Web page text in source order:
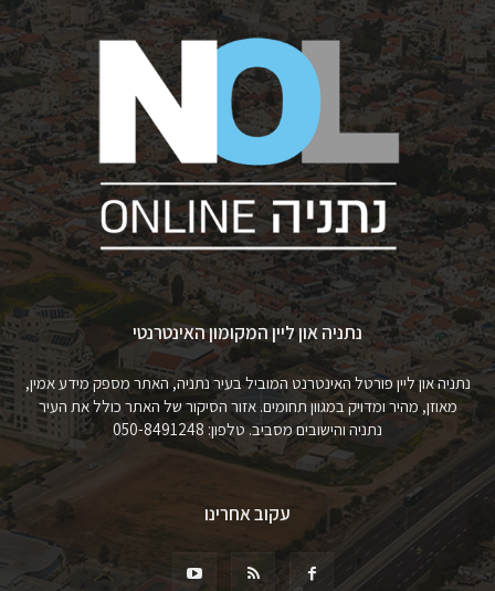
נתניה און ליין המקומון האינטרנטי
נתניה און ליין פורטל האינטרנט המוביל בעיר נתניה, האתר מספק מידע אמין,
מאוזן, מהיר ומדויק במגוון תחומים. אזור הסיקור של האתר כולל את העיר
נתניה והישובים מסביב. טלפון: 050-8491248
עקוב אחרינו